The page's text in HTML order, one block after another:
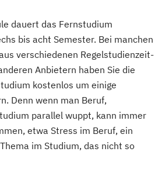
in Systemintegration
Energien
)kindliche
und Sprachförderung
und
(IHK)
und
& Insolvenzmanagement
Certificate - Lufthansa
E-Marketing-Manager/in
Sozialmanagement
de Español (Nivel
&
in A-Lizenz
in B-Lizenz
für Fitnessstudios
und Sportmasseur
für Trainer
für Fitnessstudios
dauert das Fernstudium
bis acht Semester. Bei manchen
verschiedenen Regelstudienzeit-
Anbietern haben Sie die
kostenlos um einige
Denn wenn man Beruf,
parallel wuppt, kann immer
etwa Stress im Beruf, ein
im Studium, das nicht so